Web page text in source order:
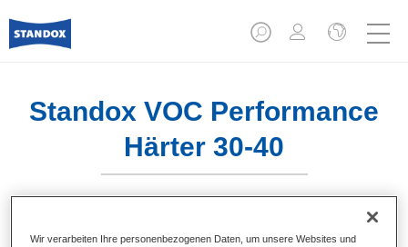
Standox VOC Performance
Härter 30-40
Wir verarbeiten Ihre personenbezogenen Daten, um unsere Websites und